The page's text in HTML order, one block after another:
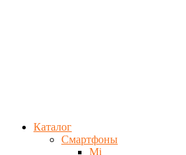
Каталог
Смартфоны
Mi